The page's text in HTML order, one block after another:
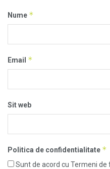
Nume *
Email *
Sit web
Politica de confidentialitate *
Sunt de acord cu Termeni de